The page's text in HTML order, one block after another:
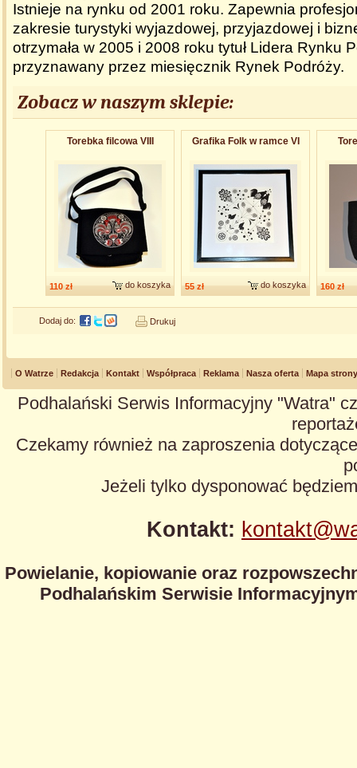
Istnieje na rynku od 2001 roku. Zapewnia
zakresie turystyki wyjazdowej, przyjazdowej i
otrzymała w 2005 i 2008 roku tytuł Lidera Rynku
przyznawany przez miesięcznik Rynek Podróży.
Zobacz w naszym sklepie:
Torebka filcowa VIII
110 zł do koszyka
Grafika Folk w ramce VI
55 zł do koszyka 160 zł
Dodaj do: Drukuj
O Watrze Redakcja Kontakt Współpraca Reklama Nasza oferta Mapa strony
Podhalański Serwis Informacyjny "Watra"
Czekamy również na zaproszenia
Jeżeli tylko dysponować
Kontakt:
Powielanie, kopiowanie oraz
Podhalańskim Serwisie